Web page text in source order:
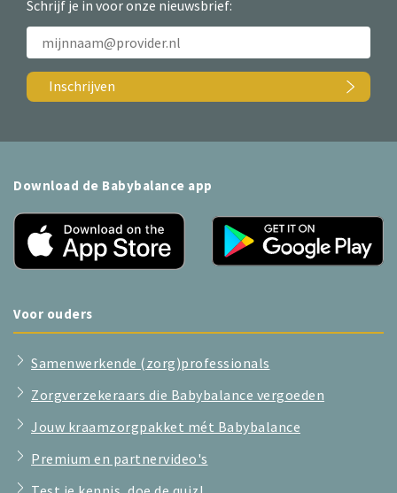
Schrijf je in voor onze nieuwsbrief:
Inschrijven
Download de Babybalance app
Voor ouders
Samenwerkende (zorg)professionals
Zorgverzekeraars die Babybalance vergoeden
Jouw kraamzorgpakket mét Babybalance
Premium en partnervideo's